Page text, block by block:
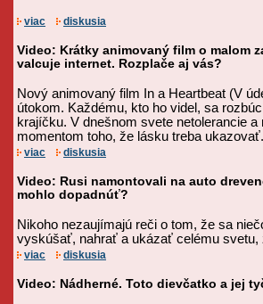
viac diskusia
Video: Krátky animovaný film o malom
valcuje internet. Rozplače aj vás?
Nový animovaný film In a Heartbeat (V
útokom. Každému, kto ho videl, sa
krajíčku. V dnešnom svete netolerancie
momentom toho, že lásku treba ukazovať.
viac diskusia
Video: Rusi namontovali na auto
mohlo dopadnúť?
Nikoho nezaujímajú reči o tom, že sa
vyskúšať, nahrať a ukázať celému svetu,
viac diskusia
Video: Nádherné. Toto dievčatko a jej